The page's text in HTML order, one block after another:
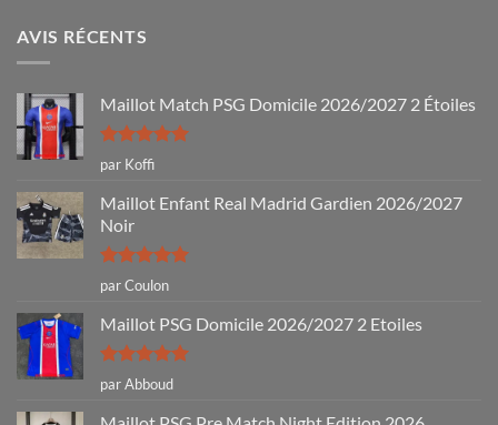
AVIS RÉCENTS
Maillot Match PSG Domicile 2026/2027 2 Étoiles
Note5sur
5
par Koffi
Maillot Enfant Real Madrid Gardien 2026/2027
Noir
Note5sur
5
par Coulon
Maillot PSG Domicile 2026/2027 2 Etoiles
Note5sur
5
par Abboud